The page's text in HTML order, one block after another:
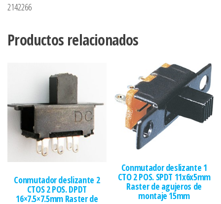
2142266
Productos relacionados
Conmutador deslizante 2
CTOS 2 POS. DPDT
16×7.5×7.5mm Raster de
Conmutador deslizante 1
CTO 2 POS. SPDT 11x6x5mm
Raster de agujeros de
montaje 15mm